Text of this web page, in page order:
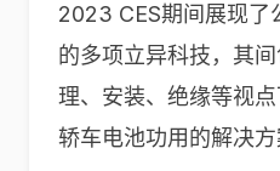
2023 CES期间展现了
的多项立异科技，其
理、安装、绝缘等视
轿车电池功用的解决方